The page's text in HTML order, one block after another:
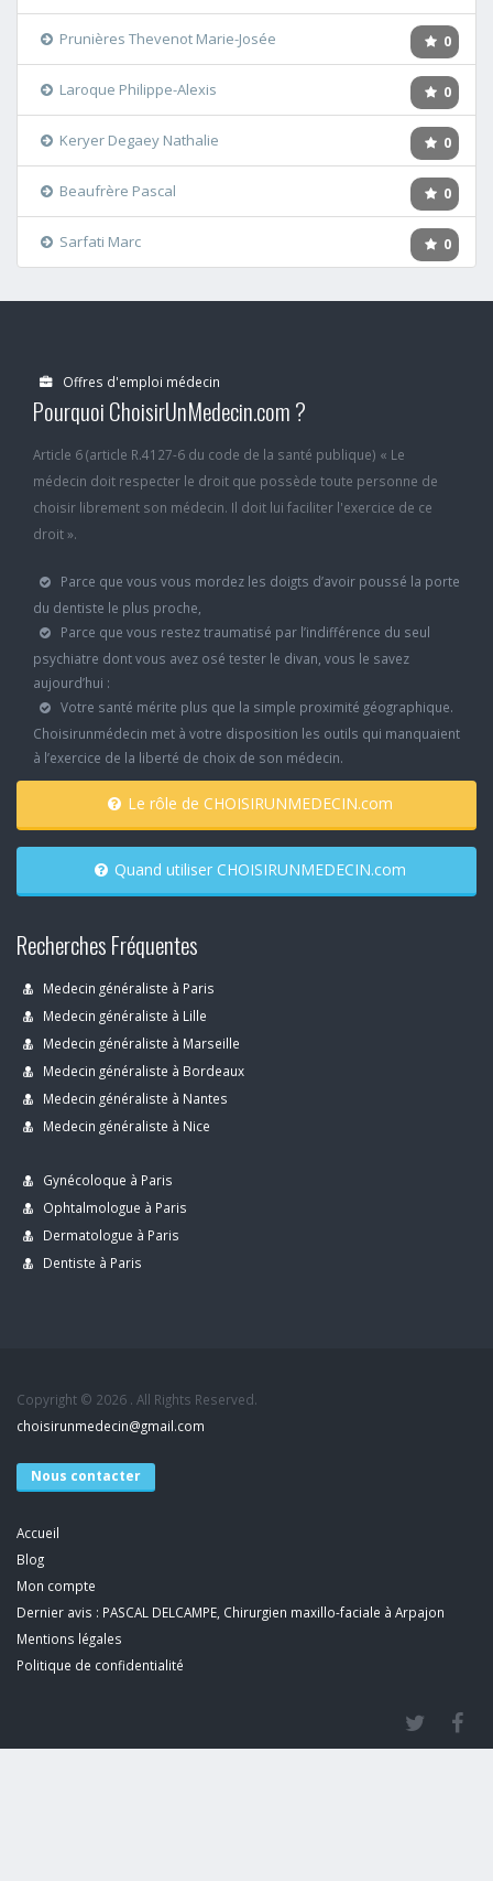
0
Prunières Thevenot Marie-Josée
0
Laroque Philippe-Alexis
0
Keryer Degaey Nathalie
0
Beaufrère Pascal
0
Sarfati Marc
Offres d'emploi médecin
Pourquoi ChoisirUnMedecin.com ?
Article 6 (article R.4127-6 du code de la santé publique) « Le
médecin doit respecter le droit que possède toute personne de
choisir librement son médecin. Il doit lui faciliter l'exercice de ce
droit ».
Parce que vous vous mordez les doigts d’avoir poussé la porte
du dentiste le plus proche,
Parce que vous restez traumatisé par l’indifférence du seul
psychiatre dont vous avez osé tester le divan, vous le savez
aujourd’hui :
Votre santé mérite plus que la simple proximité géographique.
Choisirunmédecin met à votre disposition les outils qui manquaient
à l’exercice de la liberté de choix de son médecin.
Le rôle de CHOISIRUNMEDECIN.com
Quand utiliser CHOISIRUNMEDECIN.com
Recherches Fréquentes
Medecin généraliste à Paris
Medecin généraliste à Lille
Medecin généraliste à Marseille
Medecin généraliste à Bordeaux
Medecin généraliste à Nantes
Medecin généraliste à Nice
Gynécoloque à Paris
Ophtalmologue à Paris
Dermatologue à Paris
Dentiste à Paris
Copyright © 2026 . All Rights Reserved.
choisirunmedecin@gmail.com
Nous contacter
Accueil
Blog
Mon compte
Dernier avis : PASCAL DELCAMPE, Chirurgien maxillo-faciale à Arpajon
Mentions légales
Politique de confidentialité